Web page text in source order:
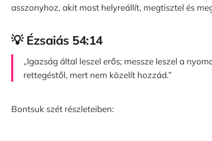
asszonyhoz, akit most helyreállít, megtisztel és
💡 Ézsaiás 54:14
„Igazság által leszel erős; messze leszel a
rettegéstől, mert nem közelít hozzád.”
Bontsuk szét részleteiben: